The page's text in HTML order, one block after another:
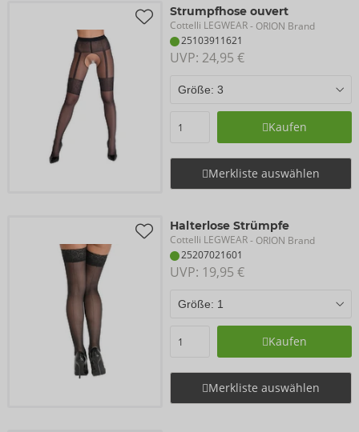
Strumpfhose ouvert
Cottelli LEGWEAR- ORION Brand
25103911621
UVP: 24,95 €
Kaufen
Merkliste auswählen
Halterlose Strümpfe
Cottelli LEGWEAR- ORION Brand
25207021601
UVP: 19,95 €
Kaufen
Merkliste auswählen